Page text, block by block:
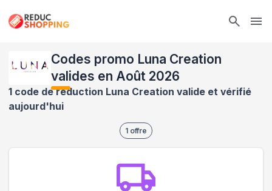
Codes promo Luna Creation
valides en Août 2026
1 code de réduction Luna Creation valide et vérifié
aujourd'hui
1 offre